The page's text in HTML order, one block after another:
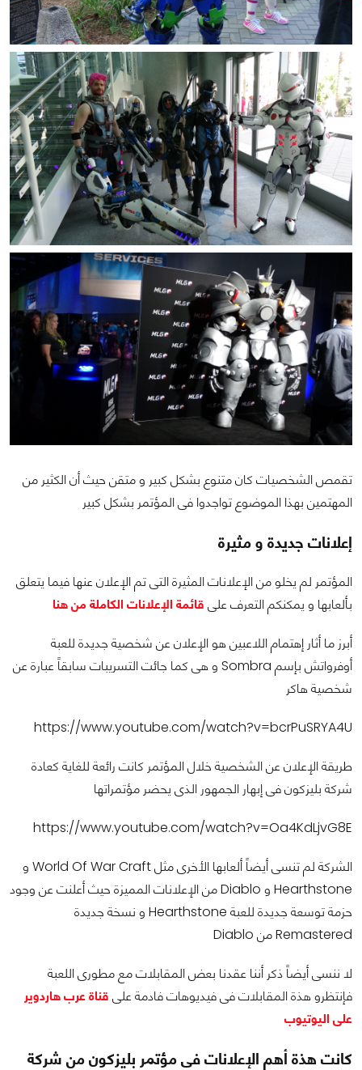
تقمص الشخصيات كان متنوع بشكل كبير و متقن حيث أن الكثير من
المهتمين بهذا الموضوع تواجدوا فى المؤتمر بشكل كبير
إعلانات جديدة و مثيرة
المؤتمر لم يخلو من الإعلانات المثيرة التى تم الإعلان عنها فيما يتعلق
بألعابها و يمكنكم التعرف على قائمة الإعلانات الكاملة من هنا
أبرز ما أثار إهتمام اللاعبين هو الإعلان عن شخصية جديدة للعبة
أوفرواتش بإسم Sombra و هى كما جائت التسريبات سابقاً عبارة عن
شخصية هاكر
https://www.youtube.com/watch?v=bcrPuSRYA4U
طريقة الإعلان عن الشخصية خلال المؤتمر كانت رائعة للغاية كعادة
شركة بليزكون فى إبهار الجمهور الذى يحضر مؤتمراتها
https://www.youtube.com/watch?v=Oa4KdLjvG8E
الشركة لم تنسى أيضاً ألعابها الأخرى مثل World Of War Craft و
Hearthstone و Diablo من الإعلانات المميزة حيث أعلنت عن وجود
حزمة توسعة جديدة للعبة Hearthstone و نسخة جديدة
Remastered من Diablo
لا ننسى أيضاً ذكر أننا عقدنا بعض المقابلات مع مطورى اللعبة
فإنتظرو هذة المقابلات فى فيديوهات فادمة على قناة عرب هاردوير
على اليوتيوب
كانت هذة أهم الإعلانات فى مؤتمر بليزكون من شركة